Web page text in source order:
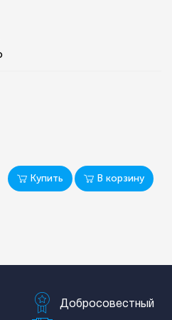
Купить В корзину
Добросовестный